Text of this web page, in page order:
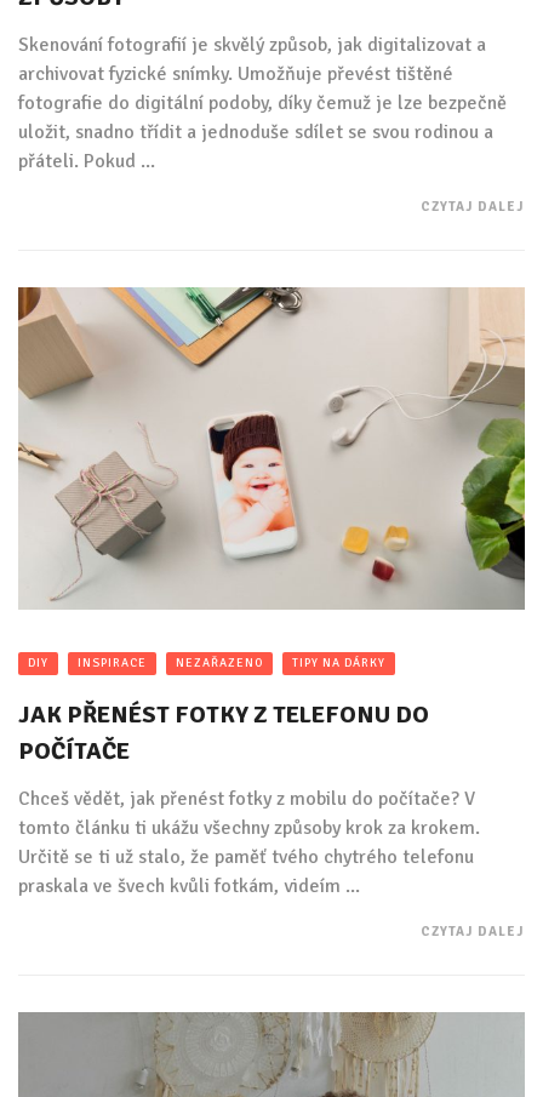
Skenování fotografií je skvělý způsob, jak digitalizovat a
archivovat fyzické snímky. Umožňuje převést tištěné
fotografie do digitální podoby, díky čemuž je lze bezpečně
uložit, snadno třídit a jednoduše sdílet se svou rodinou a
přáteli. Pokud ...
CZYTAJ DALEJ
DIY INSPIRACE NEZAŘAZENO TIPY NA DÁRKY
JAK PŘENÉST FOTKY Z TELEFONU DO
POČÍTAČE
Chceš vědět, jak přenést fotky z mobilu do počítače? V
tomto článku ti ukážu všechny způsoby krok za krokem.
Určitě se ti už stalo, že paměť tvého chytrého telefonu
praskala ve švech kvůli fotkám, videím ...
CZYTAJ DALEJ